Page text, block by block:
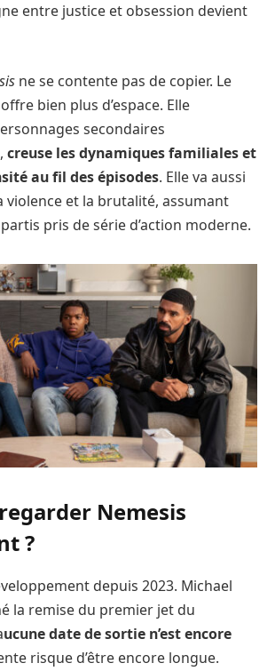
entre justice et obsession devient
ne se contente pas de copier. Le
bien plus d’espace. Elle
secondaires
creuse les dynamiques familiales et
au fil des épisodes. Elle va aussi
violence et la brutalité, assumant
pris de série d’action moderne.
Nemesis
?
depuis 2023. Michael
la remise du premier jet du
ucune date de sortie n’est encore
risque d’être encore longue.